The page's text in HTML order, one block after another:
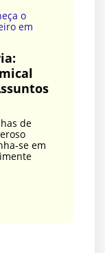
de
se em